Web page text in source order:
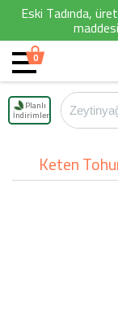
Eski Tadında,
0
Planlı
İndirimler
Keten